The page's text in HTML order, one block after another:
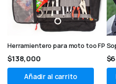
Herramientero para moto too FP
$138,000
Añadir al carrito
$